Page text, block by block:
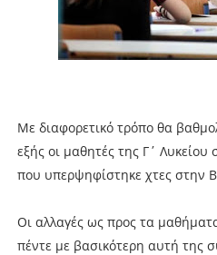
Με διαφορετικό τρόπο θα
εξής οι μαθητές της Γ΄
που υπερψηφίστηκε χτες στην
Οι αλλαγές ως προς τα
πέντε με βασικότερη αυτή της